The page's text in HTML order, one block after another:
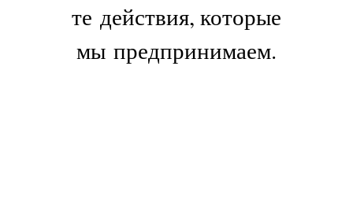
те действия, которые
мы предпринимаем.